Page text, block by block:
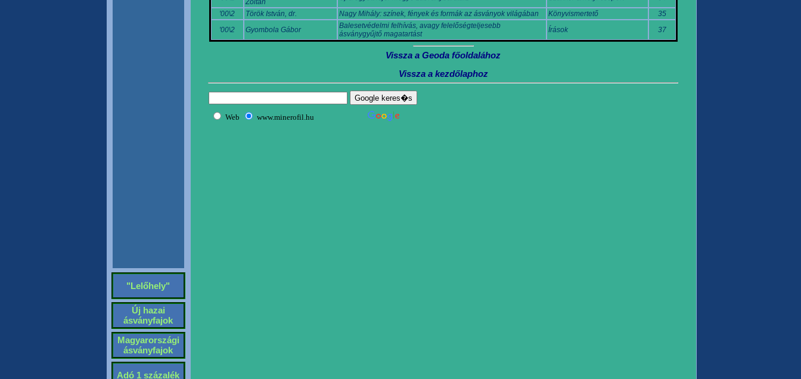
"Lelőhely"
Új hazai
ásványfajok
Magyarországi
ásványfajok
Adó 1 százalék
'00\2
Török István, dr. Nagy Mihály: színek, fények és formák az ásványok világában Könyvismertető
35
'00\2
Gyombola Gábor
Balesetvédelmi felhívás, avagy felelőségteljesebb
ásványgyűjtő magatartást
Írások 37
Vissza a Geoda főoldalához
Vissza a kezdőlaphoz